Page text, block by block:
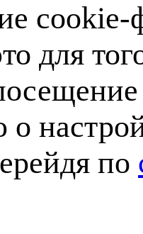
для
по